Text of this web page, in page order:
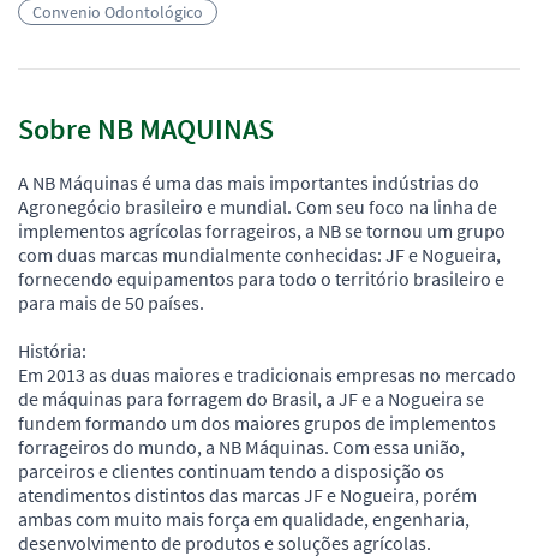
Convenio Odontológico
Sobre NB MAQUINAS
A NB Máquinas é uma das mais importantes indústrias do
Agronegócio brasileiro e mundial. Com seu foco na linha de
implementos agrícolas forrageiros, a NB se tornou um grupo
com duas marcas mundialmente conhecidas: JF e Nogueira,
fornecendo equipamentos para todo o território brasileiro e
para mais de 50 países.
História:
Em 2013 as duas maiores e tradicionais empresas no mercado
de máquinas para forragem do Brasil, a JF e a Nogueira se
fundem formando um dos maiores grupos de implementos
forrageiros do mundo, a NB Máquinas. Com essa união,
parceiros e clientes continuam tendo a disposição os
atendimentos distintos das marcas JF e Nogueira, porém
ambas com muito mais força em qualidade, engenharia,
desenvolvimento de produtos e soluções agrícolas.